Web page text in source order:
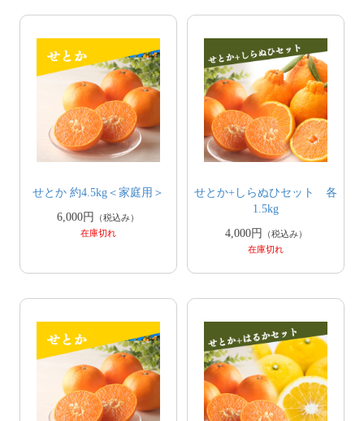
せとか 約4.5kg＜家庭用＞
6,000円
（税込み）
在庫切れ
せとか+しらぬひセット 各
1.5kg
4,000円
（税込み）
在庫切れ